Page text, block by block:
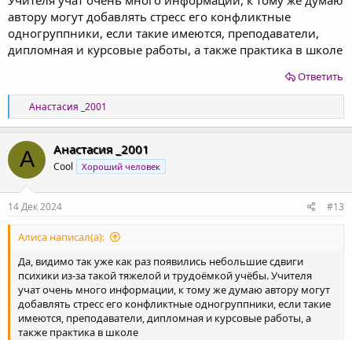
автору могут добавлять стресс его конфликтные
одногруппники, если такие имеются, преподаватели,
дипломная и курсовые работы, а также практика в школе
Ответить
Р
е
а
к
ц
и
и
:
Анастасия _2001
А Анастасия _2001
Cool Хороший человек
14 Дек 2024 #13
Алиса написал(а):
Да, видимо так уже как раз появились небольшие сдвиги
психики из-за такой тяжелой и трудоёмкой учёбы. Учителя
учат очень много информации, к тому же думаю автору могут
добавлять стресс его конфликтные одногруппники, если такие
имеются, преподаватели, дипломная и курсовые работы, а
также практика в школе